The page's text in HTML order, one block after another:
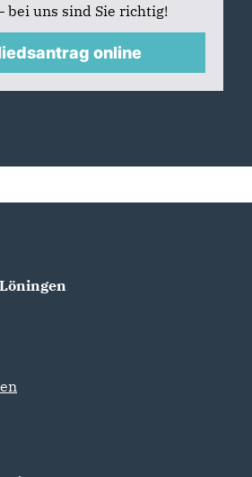
bei uns sind Sie richtig!
online